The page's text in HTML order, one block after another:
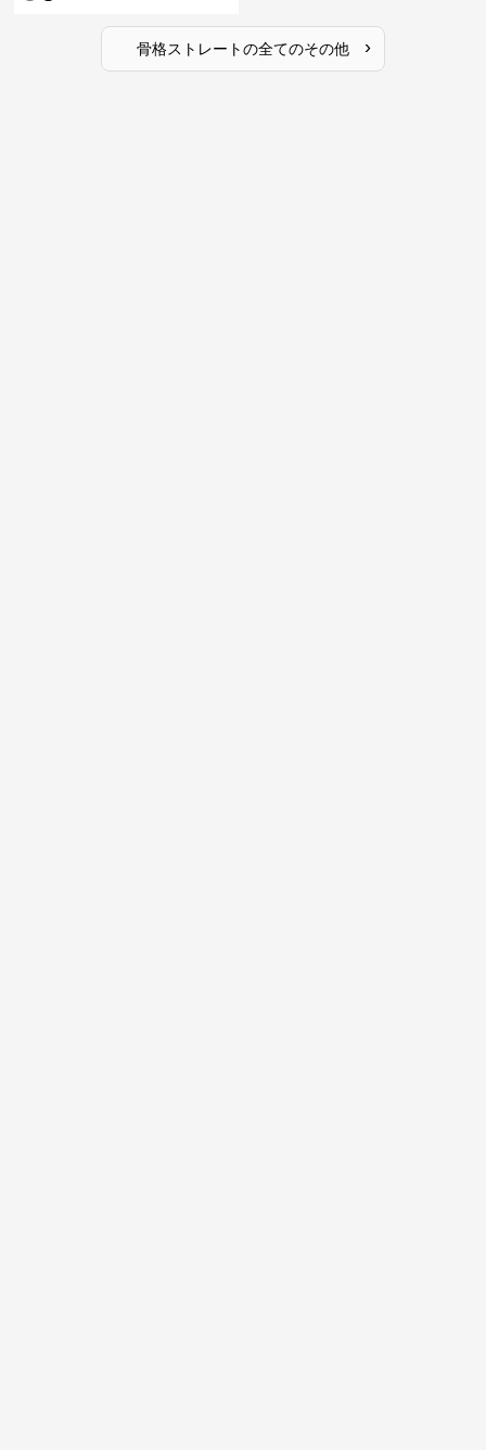
骨格ストレートの全てのその他 ›